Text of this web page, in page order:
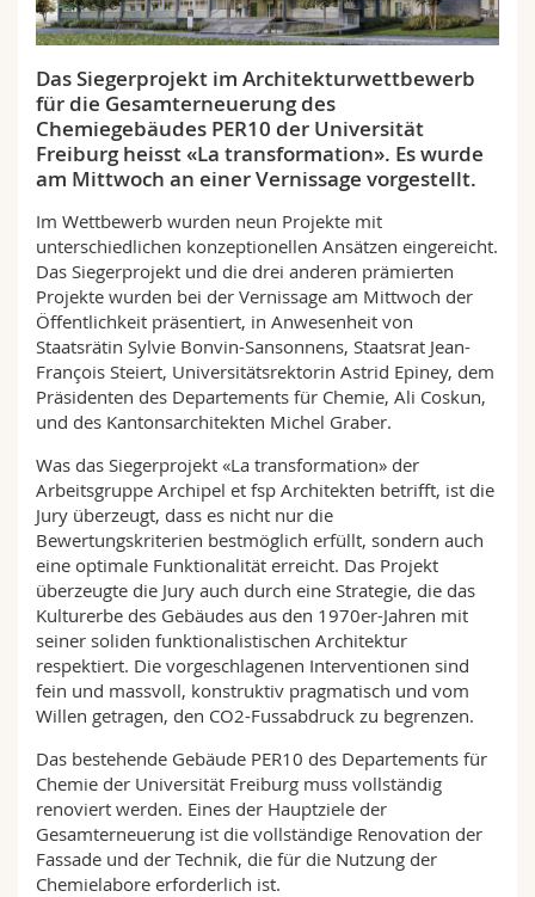
Math.-Nat. und Med. Fak.
Interfakultär
Mitarbeitende
Doktorierende
Webmail
Vorlesungsverzeichnis
MyUnifr
Das Siegerprojekt im Architekturwettbewerb
für die Gesamterneuerung des
Chemiegebäudes PER10 der Universität
Freiburg heisst «La transformation». Es wurde
am Mittwoch an einer Vernissage vorgestellt.
Im Wettbewerb wurden neun Projekte mit
unterschiedlichen konzeptionellen Ansätzen eingereicht.
Das Siegerprojekt und die drei anderen prämierten
Projekte wurden bei der Vernissage am Mittwoch der
Öffentlichkeit präsentiert, in Anwesenheit von
Staatsrätin Sylvie Bonvin-Sansonnens, Staatsrat Jean-
François Steiert, Universitätsrektorin Astrid Epiney, dem
Präsidenten des Departements für Chemie, Ali Coskun,
und des Kantonsarchitekten Michel Graber.
Was das Siegerprojekt «La transformation» der
Arbeitsgruppe Archipel et fsp Architekten betrifft, ist die
Jury überzeugt, dass es nicht nur die
Bewertungskriterien bestmöglich erfüllt, sondern auch
eine optimale Funktionalität erreicht. Das Projekt
überzeugte die Jury auch durch eine Strategie, die das
Kulturerbe des Gebäudes aus den 1970er-Jahren mit
seiner soliden funktionalistischen Architektur
respektiert. Die vorgeschlagenen Interventionen sind
fein und massvoll, konstruktiv pragmatisch und vom
Willen getragen, den CO2-Fussabdruck zu begrenzen.
Das bestehende Gebäude PER10 des Departements für
Chemie der Universität Freiburg muss vollständig
renoviert werden. Eines der Hauptziele der
Gesamterneuerung ist die vollständige Renovation der
Fassade und der Technik, die für die Nutzung der
Chemielabore erforderlich ist.